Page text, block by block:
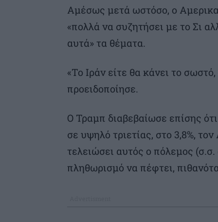
Αμέσως μετά ωστόσο, ο
«πολλά να συζητήσει με το Σι
αυτά» τα θέματα.
«Το Ιράν είτε θα κάνει το
προειδοποίησε.
Ο Τραμπ διαβεβαίωσε επίσης
σε υψηλό τριετίας, στο 3,8%,
τελειώσει αυτός ο πόλεμος
πληθωρισμό να πέφτει,